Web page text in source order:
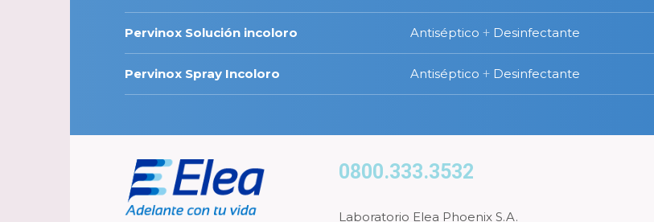
Pervinox Solución incoloro Antiséptico + Desinfectante
Pervinox Spray Incoloro Antiséptico + Desinfectante
0800.333.3532
Laboratorio Elea Phoenix S.A.